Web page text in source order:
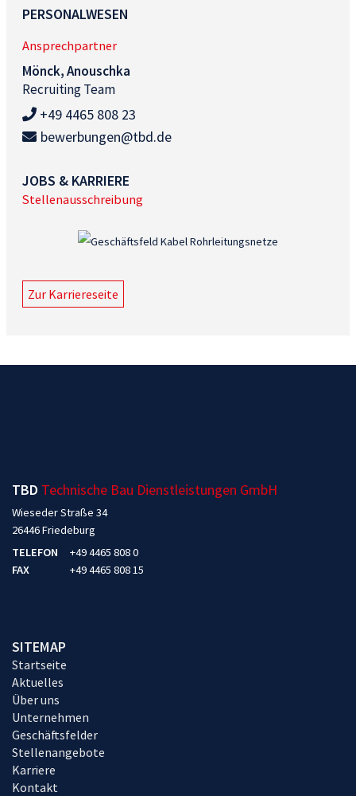
PERSONALWESEN
Ansprechpartner
Mönck, Anouschka
Recruiting Team
+49 4465 808 23
bewerbungen@tbd.de
JOBS & KARRIERE
Stellenausschreibung
Zur Karriereseite
TBD Technische Bau Dienstleistungen GmbH
Wieseder Straße 34
26446 Friedeburg
TELEFON
+49 4465 808 0
FAX
+49 4465 808 15
SITEMAP
Startseite
Aktuelles
Über uns
Unternehmen
Geschäftsfelder
Stellenangebote
Karriere
Kontakt